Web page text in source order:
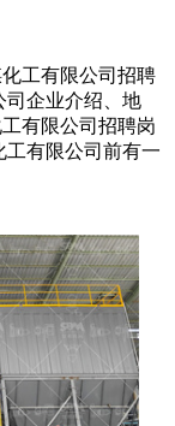
工有限公司招聘
司企业介绍、地
有限公司招聘岗
有限公司前有一